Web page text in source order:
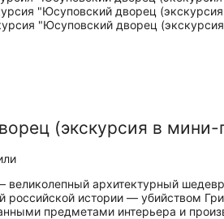
(экскурсия в мини-
архитектурный
российской истории — убийством
предметами интерьера и